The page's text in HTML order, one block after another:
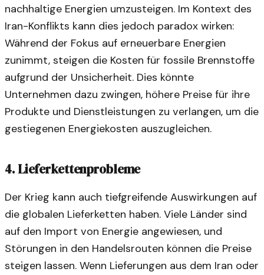
nachhaltige Energien umzusteigen. Im Kontext des
Iran-Konflikts kann dies jedoch paradox wirken:
Während der Fokus auf erneuerbare Energien
zunimmt, steigen die Kosten für fossile Brennstoffe
aufgrund der Unsicherheit. Dies könnte
Unternehmen dazu zwingen, höhere Preise für ihre
Produkte und Dienstleistungen zu verlangen, um die
gestiegenen Energiekosten auszugleichen.
4.Lieferkettenprobleme
Der Krieg kann auch tiefgreifende Auswirkungen auf
die globalen Lieferketten haben. Viele Länder sind
auf den Import von Energie angewiesen, und
Störungen in den Handelsrouten können die Preise
steigen lassen. Wenn Lieferungen aus dem Iran oder